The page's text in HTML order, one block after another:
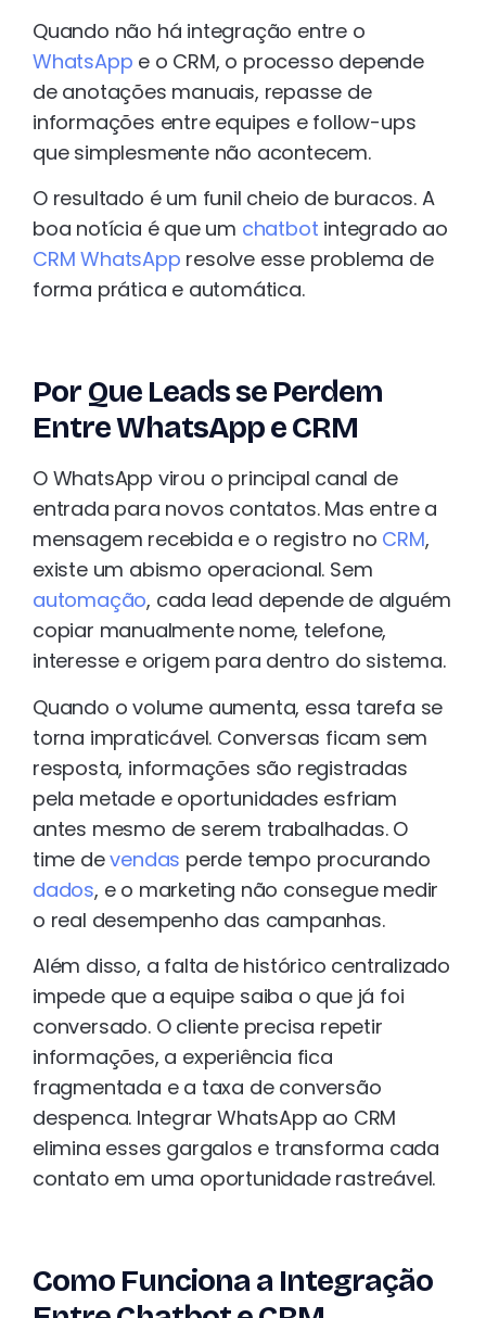
Quando não há integração entre o
WhatsApp e o CRM, o processo depende
de anotações manuais, repasse de
informações entre equipes e follow-ups
que simplesmente não acontecem.
O resultado é um funil cheio de buracos. A
boa notícia é que um chatbot integrado ao
CRM WhatsApp resolve esse problema de
forma prática e automática.
Por Que Leads se Perdem
Entre WhatsApp e CRM
O WhatsApp virou o principal canal de
entrada para novos contatos. Mas entre a
mensagem recebida e o registro no CRM,
existe um abismo operacional. Sem
automação, cada lead depende de alguém
copiar manualmente nome, telefone,
interesse e origem para dentro do sistema.
Quando o volume aumenta, essa tarefa se
torna impraticável. Conversas ficam sem
resposta, informações são registradas
pela metade e oportunidades esfriam
antes mesmo de serem trabalhadas. O
time devendas perde tempo procurando
dados, e o marketing não consegue medir
o real desempenho das campanhas.
Além disso, a falta de histórico centralizado
impede que a equipe saiba o que já foi
conversado. O cliente precisa repetir
informações, a experiência fica
fragmentada e a taxa de conversão
despenca. Integrar WhatsApp ao CRM
elimina esses gargalos e transforma cada
contato em uma oportunidade rastreável.
Como Funciona a Integração